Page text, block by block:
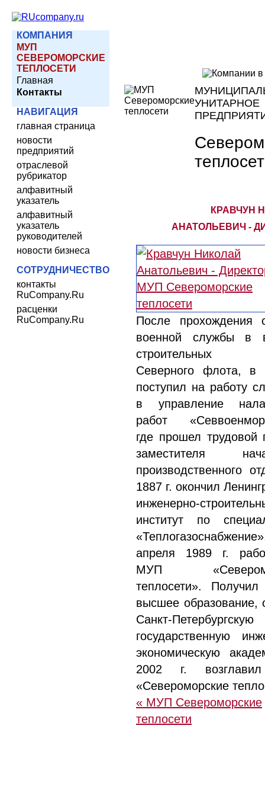
КОМПАНИЯ
МУП
СЕВЕРОМОРСКИЕ
ТЕПЛОСЕТИ
Главная
Контакты
НАВИГАЦИЯ
главная страница
новости
предприятий
отраслевой
рубрикатор
алфавитный
указатель
алфавитный
указатель
руководителей
новости бизнеса
СОТРУДНИЧЕСТВО
контакты
RuCompany.Ru
расценки
RuCompany.Ru
УНИТАРНОЕ
КРАВЧУН
АНАТОЛЬЕВИЧ -
После прохождения
военной службы в
строительных
Северного флота, в
поступил на работу
в управление
работ
где прошел трудовой
заместителя
производственного
1887 г. окончил
инженерно-
институт по
апреля 1989 г.
МУП
теплосети». Получил
высшее образование,
Санкт-Петербургскую
государственную
экономическую
2002 г.
«Североморские
« МУП Североморские
теплосети